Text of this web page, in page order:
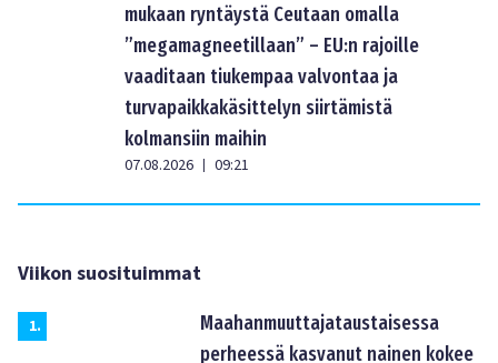
mukaan ryntäystä Ceutaan omalla
”megamagneetillaan” – EU:n rajoille
vaaditaan tiukempaa valvontaa ja
turvapaikkakäsittelyn siirtämistä
kolmansiin maihin
07.08.2026 | 09:21
Viikon suosituimmat
1.
Maahanmuuttajataustaisessa
perheessä kasvanut nainen kokee